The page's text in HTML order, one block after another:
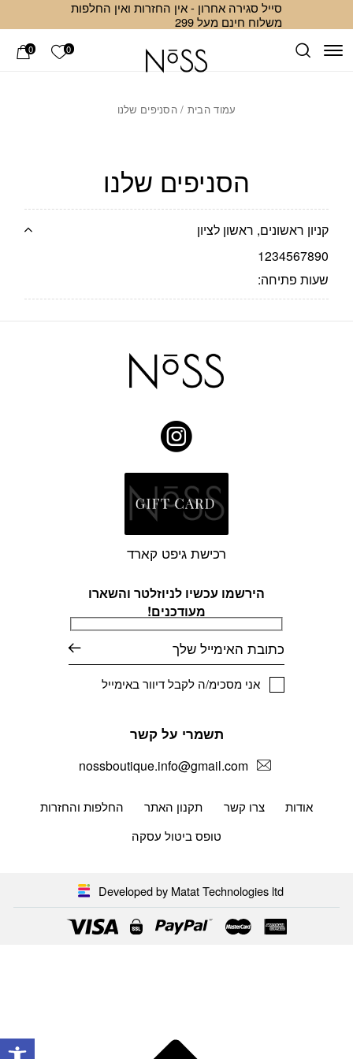
Skip to Contentסייל סגירה אחרון - אין החזרות ואין החלפות
משלוח חינם מעל 299
0 הרשימה
0
עמוד הבית / הסניפים שלנו
הסניפים שלנו
קניון ראשונים, ראשון לציון
1234567890
שעות פתיחה:
הירשמו עכשיו לניוזלטר והשארו
מעודכנים!
אני מסכימ/ה לקבל דיוור באימייל
אודות צרו קשר תקנון האתר
החלפות והחזרות
טופס ביטול עסקה
תשמרי על קשר
nossboutique.info@gmail.com
רכישת גיפט קארד
Developed by Matat Technologies ltd